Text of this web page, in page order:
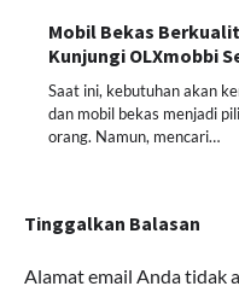
Mobil Bekas
Kunjungi OLXmobbi
Saat ini, kebutuhan akan
dan mobil bekas menjadi
orang. Namun, mencari…
Tinggalkan Balasan
Alamat email Anda tidak